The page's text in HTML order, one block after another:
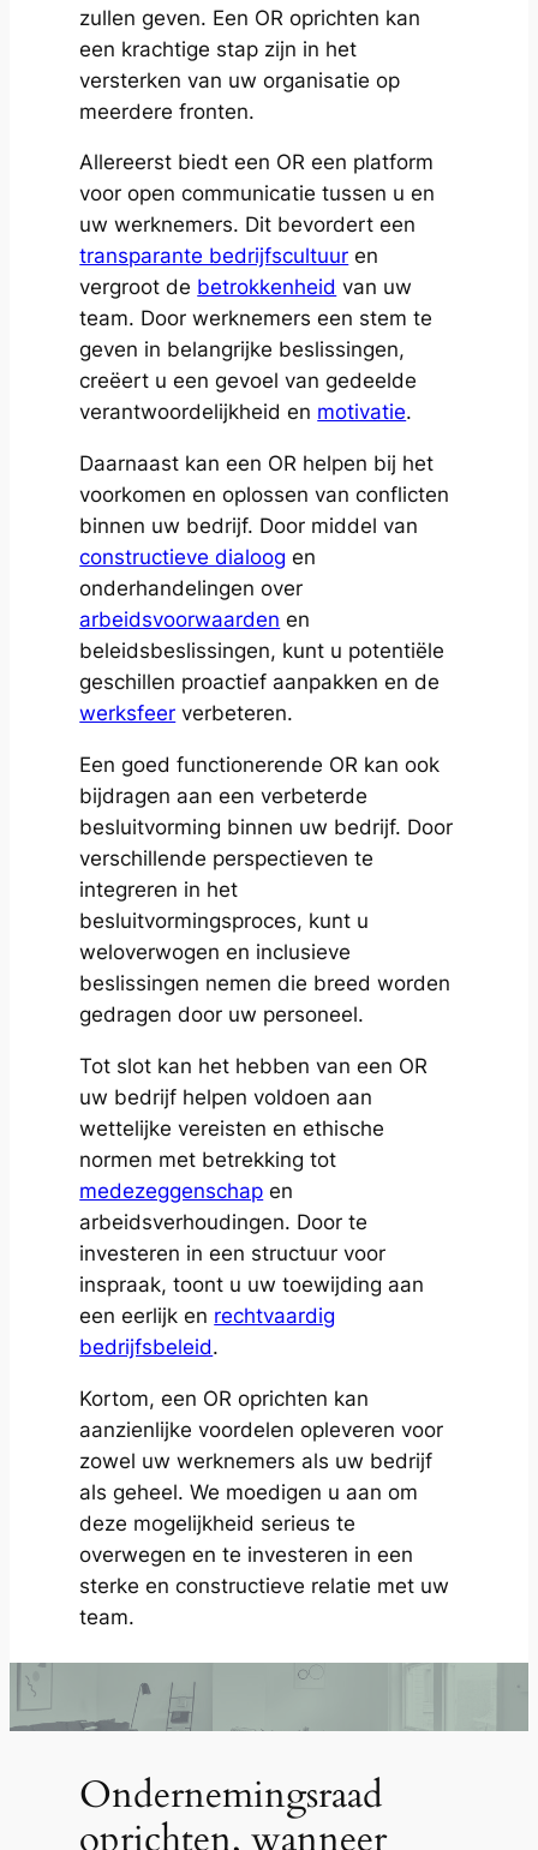
zullen geven. Een OR oprichten kan
een krachtige stap zijn in het
versterken van uw organisatie op
meerdere fronten.
Allereerst biedt een OR een platform
voor open communicatie tussen u en
uw werknemers. Dit bevordert een
transparante bedrijfscultuur en
vergroot de betrokkenheid van uw
team. Door werknemers een stem te
geven in belangrijke beslissingen,
creëert u een gevoel van gedeelde
verantwoordelijkheid en motivatie.
Daarnaast kan een OR helpen bij het
voorkomen en oplossen van conflicten
binnen uw bedrijf. Door middel van
constructieve dialoog en
onderhandelingen over
arbeidsvoorwaarden en
beleidsbeslissingen, kunt u potentiële
geschillen proactief aanpakken en de
werksfeer verbeteren.
Een goed functionerende OR kan ook
bijdragen aan een verbeterde
besluitvorming binnen uw bedrijf. Door
verschillende perspectieven te
integreren in het
besluitvormingsproces, kunt u
weloverwogen en inclusieve
beslissingen nemen die breed worden
gedragen door uw personeel.
Tot slot kan het hebben van een OR
uw bedrijf helpen voldoen aan
wettelijke vereisten en ethische
normen met betrekking tot
medezeggenschap en
arbeidsverhoudingen. Door te
investeren in een structuur voor
inspraak, toont u uw toewijding aan
een eerlijk en rechtvaardig
bedrijfsbeleid.
Kortom, een OR oprichten kan
aanzienlijke voordelen opleveren voor
zowel uw werknemers als uw bedrijf
als geheel. We moedigen u aan om
deze mogelijkheid serieus te
overwegen en te investeren in een
sterke en constructieve relatie met uw
team.
Ondernemingsraad
oprichten, wanneer